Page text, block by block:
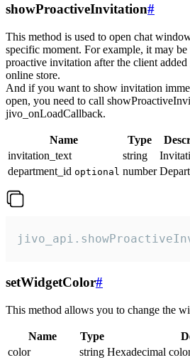
showProactiveInvitation#
This method is used to open chat
specific moment. For example, it may
proactive invitation after the client
online store.
And if you want to show invitation
open, you need to call
jivo_onLoadCallback.
Name Type
invitation_text
string
department_id optional number
setWidgetColor#
This method allows you to change the
Name Type
color
string Hexadecimal